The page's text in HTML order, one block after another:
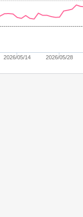
2026/05/14 2026/05/28